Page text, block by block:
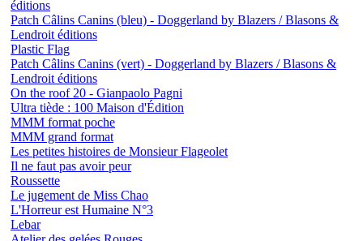
éditions
Patch Câlins Canins (bleu) - Doggerland by Blazers / Blasons &
Lendroit éditions
Plastic Flag
Patch Câlins Canins (vert) - Doggerland by Blazers / Blasons &
Lendroit éditions
On the roof 20 - Gianpaolo Pagni
Ultra tiède : 100 Maison d'Édition
MMM format poche
MMM grand format
Les petites histoires de Monsieur Flageolet
Il ne faut pas avoir peur
Roussette
Le jugement de Miss Chao
L'Horreur est Humaine N°3
Lebar